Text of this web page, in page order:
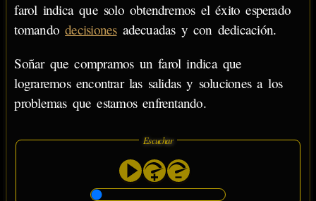
farol indica que solo obtendremos el éxito esperado
tomandodecisionesadecuadas y con dedicación.
Soñar que compramos un farol indica que
lograremos encontrar las salidas y soluciones a los
problemas que estamos enfrentando.
Escuchar